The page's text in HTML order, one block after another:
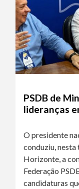
PSDB de
lideranças
O presidente
conduziu,
Horizonte, a
Federação
candidaturas